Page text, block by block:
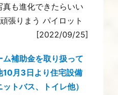
も進化できたらいい
張りまう パイロット
[2022/09/25]
ム補助金を取り扱って
10月3日より住宅設備
トバス、トイレ他）